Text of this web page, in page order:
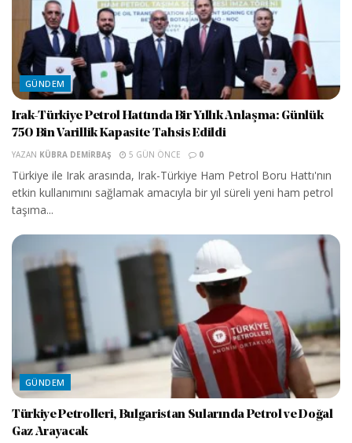
GÜNDEM
Irak-Türkiye Petrol Hattında Bir Yıllık Anlaşma: Günlük
750 Bin Varillik Kapasite Tahsis Edildi
YAZAN KÜBRA DEMIRBAŞ 5 GÜN ÖNCE 0
Türkiye ile Irak arasında, Irak-Türkiye Ham Petrol Boru Hattı'nın
etkin kullanımını sağlamak amacıyla bir yıl süreli yeni ham petrol
taşıma...
GÜNDEM
Türkiye Petrolleri, Bulgaristan Sularında Petrol ve Doğal
Gaz Arayacak